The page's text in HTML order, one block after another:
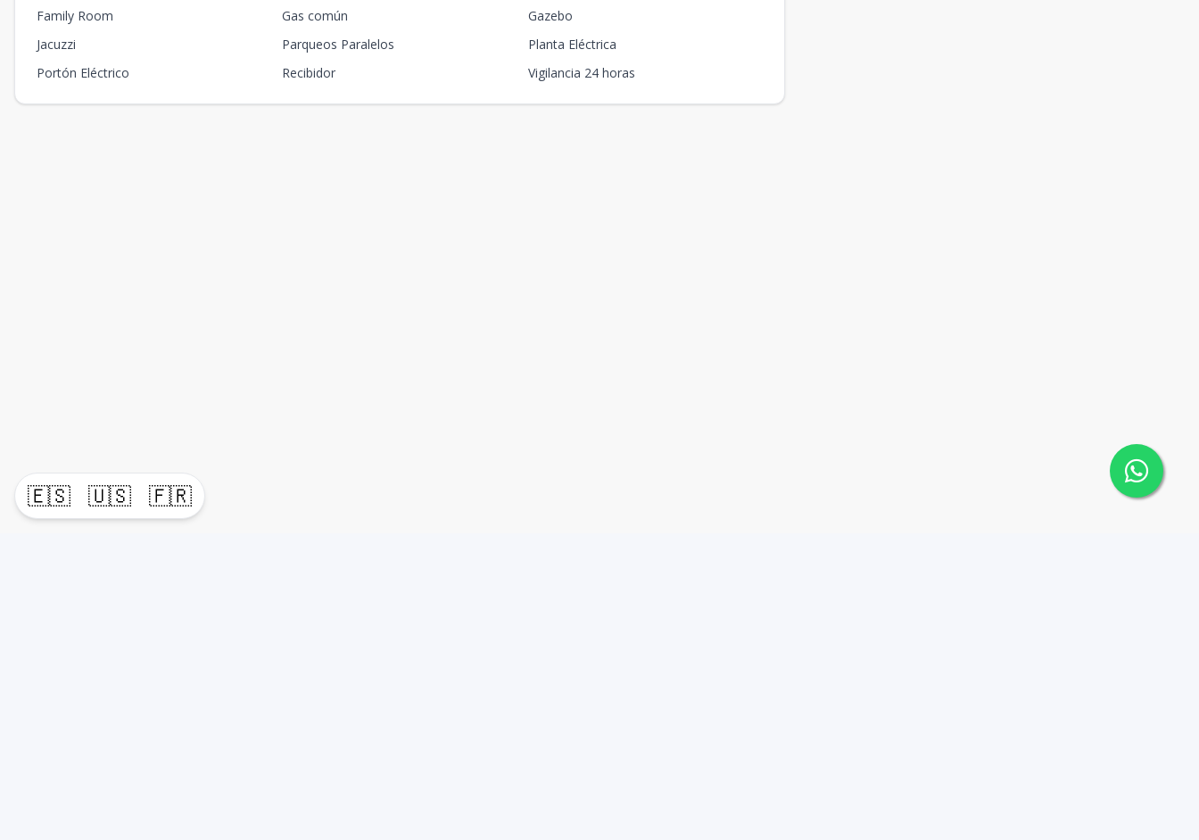
🇪🇸 🇺🇸 🇫🇷
Family Room
Gas común
Gazebo
Jacuzzi
Parqueos Paralelos
Planta Eléctrica
Portón Eléctrico
Recibidor Vigilancia 24 horas